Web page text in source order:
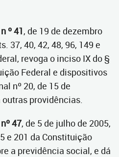
º 41, de 19 de dezembro
37, 40, 42, 48, 96, 149 e
revoga o inciso IX do §
Federal e dispositivos
nº 20, de 15 de
outras providências.
47, de 5 de julho de 2005,
e 201 da Constituição
a previdência social, e dá